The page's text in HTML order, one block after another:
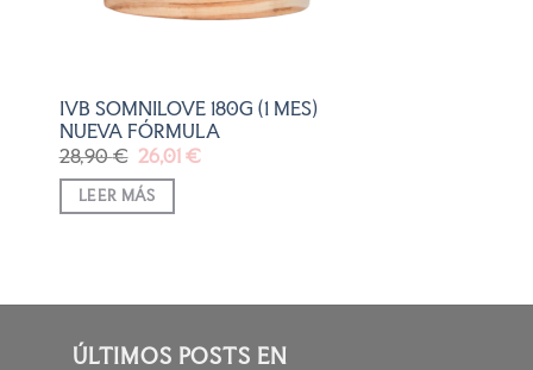
IVB SOMNILOVE 180G (1 MES)
NUEVA FÓRMULA
28,90€ El
precio
original
era:
28,90 €.
26,01€El
LEER MÁS
ÚLTIMOS POSTS EN